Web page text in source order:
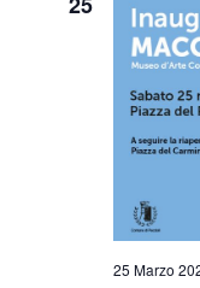
25 Marzo